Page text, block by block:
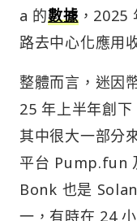
a 的數據，2025
路去中心化應用
整體而言，迷因
25 年上半年創下
其中很大一部分
平台 Pump.fun
Bonk 也是
一，有時在 24